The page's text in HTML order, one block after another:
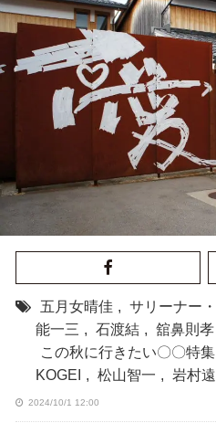
五月女晴佳 , サリーナー
能一三 , 石渡結 , 舘鼻則孝
この秋に行きたい〇〇特集
KOGEI
, 松山智一 , 岩村遠
2024/10/1 12:00